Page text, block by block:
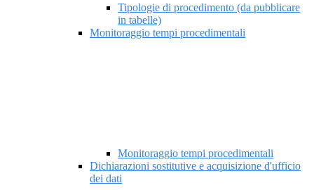
Tipologie di procedimento (da pubblicare
in tabelle)
Monitoraggio tempi procedimentali
Monitoraggio tempi procedimentali
Dichiarazioni sostitutive e acquisizione d'ufficio
dei dati